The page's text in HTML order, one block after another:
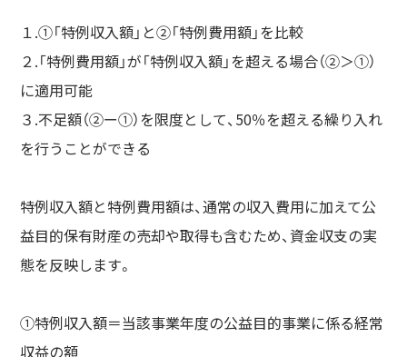
１.①「特例収入額」と②「特例費用額」を比較
２.「特例費用額」が「特例収入額」を超える場合（②＞①）
に適用可能
３.不足額（②ー①）を限度として、50％を超える繰り入れ
を行うことができる
特例収入額と特例費用額は、通常の収入費用に加えて公
益目的保有財産の売却や取得も含むため、資金収支の実
態を反映します。
①特例収入額＝当該事業年度の公益目的事業に係る経常
収益の額